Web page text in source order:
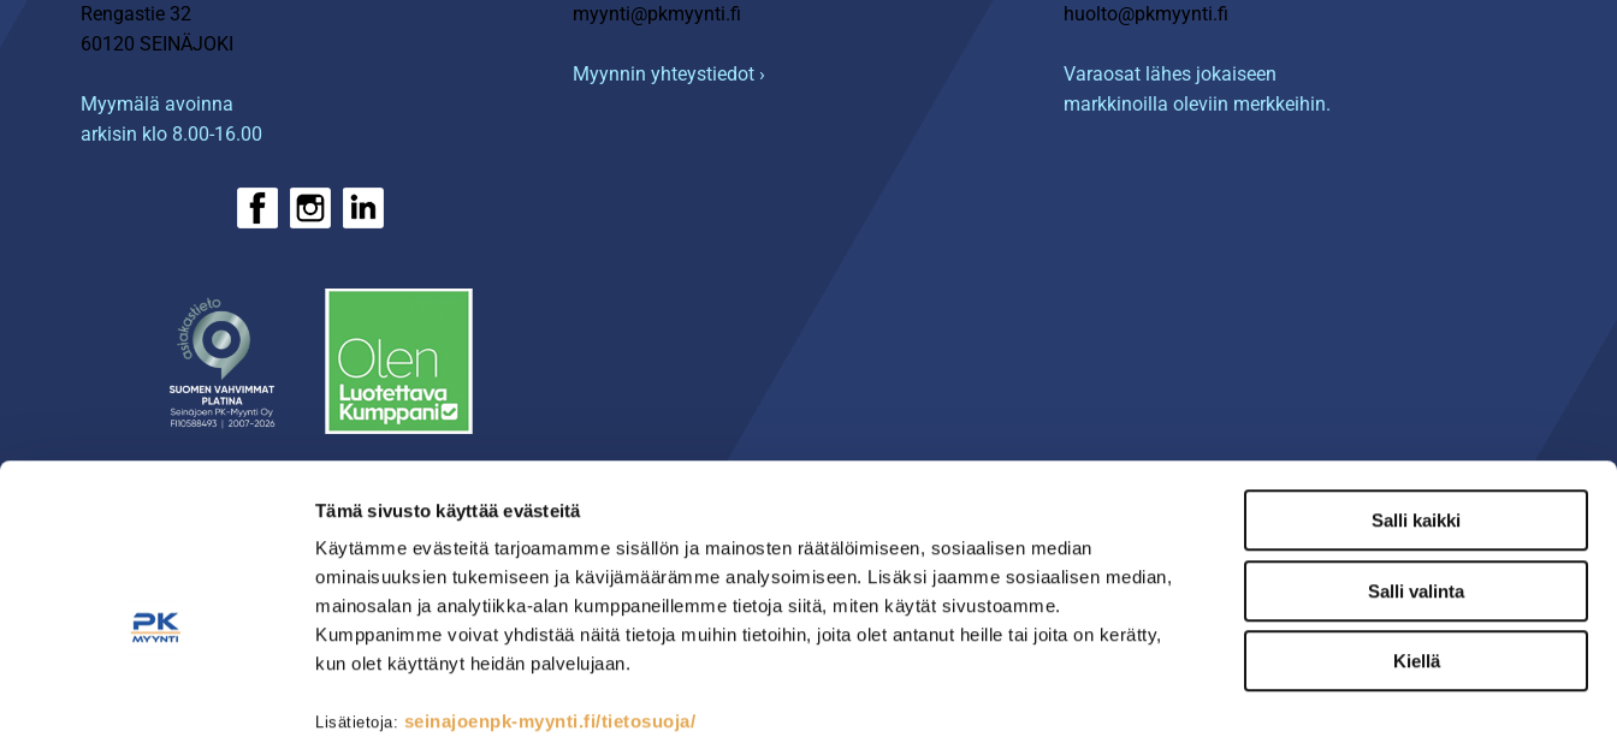
Tämä sivusto käyttää evästeitä
Käytämme evästeitä tarjoamamme sisällön ja mainosten räätälöimiseen, sosiaalisen median
ominaisuuksien tukemiseen ja kävijämäärämme analysoimiseen. Lisäksi jaamme sosiaalisen median,
mainosalan ja analytiikka-alan kumppaneillemme tietoja siitä, miten käytät sivustoamme.
Kumppanimme voivat yhdistää näitä tietoja muihin tietoihin, joita olet antanut heille tai joita on kerätty,
kun olet käyttänyt heidän palvelujaan.
Lisätietoja: seinajoenpk-myynti.fi/tietosuoja/
Salli kaikki
Salli valinta
Kiellä
Rengastie 32
60120 SEINÄJOKI
Myymälä avoinna
arkisin klo 8.00-16.00
myynti@pkmyynti.fi
Myynnin yhteystiedot ›
huolto@pkmyynti.fi
Varaosat lähes jokaiseen
markkinoilla oleviin merkkeihin.
› Yritys
› Yhteystiedot